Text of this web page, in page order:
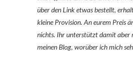
über den Link etwas bestellt,
kleine Provision. An eurem Preis
nichts. Ihr unterstützt damit aber
meinen Blog, worüber ich mich